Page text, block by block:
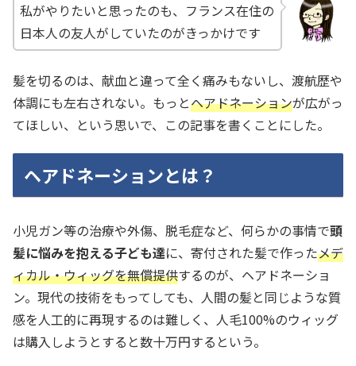
私がやりたいと思ったのも、フランス在住の
日本人の友人がしていたのがきっかけです
髪を切るのは、献血と違って全く痛みもないし、渡航歴や
体調にも左右されない。もっとヘアドネーションが広がっ
てほしい、という思いで、この記事を書くことにした。
ヘアドネーションとは？
小児ガン等の治療や外傷、脱毛症など、何らかの事情で頭
髪に悩みを抱える子ども達に、寄付された髪で作ったメデ
ィカル・ウィッグを無償提供するのが、ヘアドネーショ
ン。現代の技術をもってしても、人間の髪と同じような質
感を人工的に再現するのは難しく、人毛100%のウィッグ
は購入しようとすると数十万円するという。